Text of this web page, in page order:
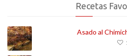
Recetas
Asado al